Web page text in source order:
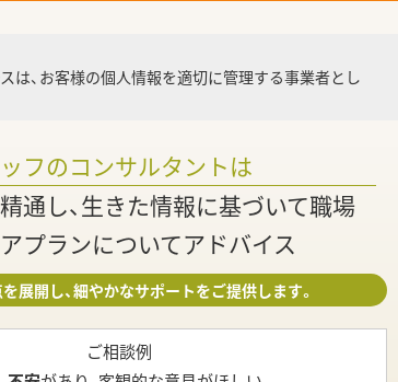
は、お客様の個人情報を適切に管理する事業者とし
フのコンサルタントは
通し、生きた情報に基づいて職場
プランについてアドバイス
展開し、細やかなサポートをご提供します。
ご相談例